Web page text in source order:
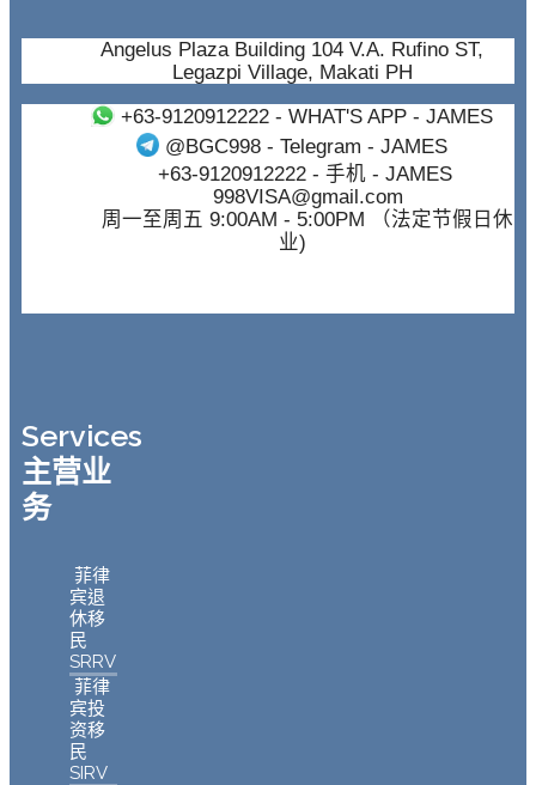
Angelus Plaza Building 104 V.A. Rufino ST,
Legazpi Village, Makati PH
+63-9120912222- WHAT'S APP - JAMES
@BGC998 - Telegram - JAMES
+63-9120912222- 手机 - JAMES
998VISA@gmail.com
周一至周五 9:00AM - 5:00PM （法定节假日休
业)
Services
主营业
务
菲律
宾退
休移
民
SRRV
菲律
宾投
资移
民
SIRV